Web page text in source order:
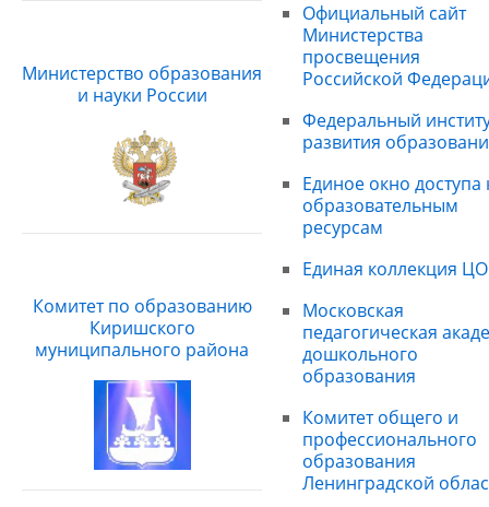
Министерство образования
и науки России
Комитет по образованию
Киришского
муниципального района
Официальный сайт
Министерства
просвещения
Российской
Федеральный
развития
Единое окно доступа
образовательным
ресурсам
Единая коллекция
Московская
педагогическая
дошкольного
образования
Комитет общего и
профессионального
образования
Ленинградской